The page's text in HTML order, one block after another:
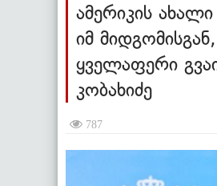
ამერიკის
იმ
ყველაფერი
კობახიძე
787